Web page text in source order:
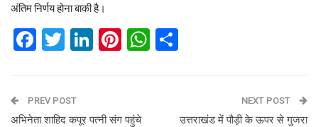
अंतिम निर्णय होना बाकी है।
Facebook
Twitter
LinkedIn
Pinterest
WhatsApp
PREV POST
अभिनेता शाहिद कपूर पत्नी संग पहुंचे
NEXT POST
उत्तराखंड में पौड़ी के ऊपर से गुजरा